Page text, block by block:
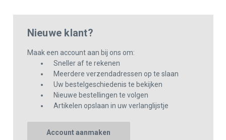
Nieuwe klant?
Maak een account aan bij ons om:
Sneller af te rekenen
Meerdere verzendadressen op te slaan
Uw bestelgeschiedenis te bekijken
Nieuwe bestellingen te volgen
Artikelen opslaan in uw verlanglijstje
Account aanmaken